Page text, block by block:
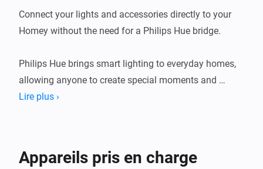
Connect your lights and accessories directly to your
Homey without the need for a Philips Hue bridge.
Philips Hue brings smart lighting to everyday homes,
allowing anyone to create special moments and
automate with light. Lights that are easy to install. It
Discover a whole range of lights, sensors and
Lire plus ›
Appareils pris en charge